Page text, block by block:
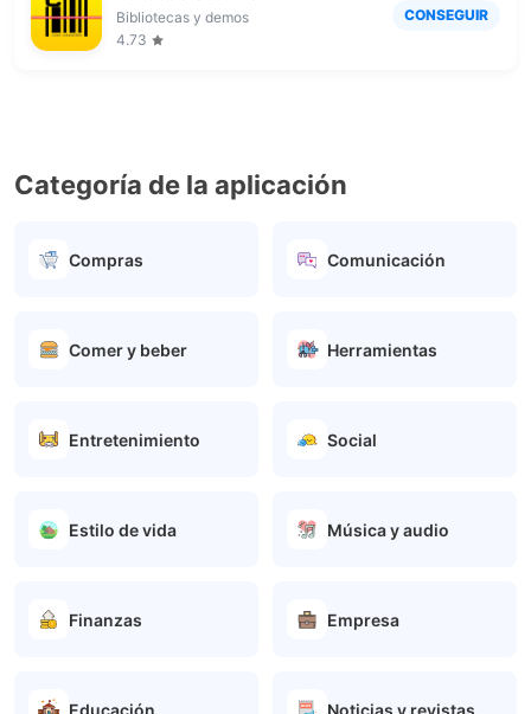
Bibliotecas y demos
4.73
CONSEGUIR
Categoría de la aplicación
Compras Comunicación
Comer y beber Herramientas
Entretenimiento Social
Estilo de vida Música y audio
Finanzas Empresa
Educación Noticias y revistas